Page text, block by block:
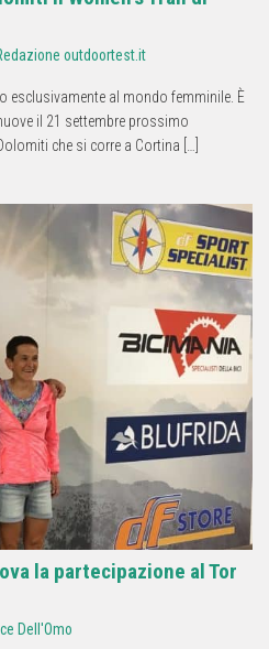
outdoortest.it
esclusivamente al mondo femminile. È
il 21 settembre prossimo
che si corre a Cortina […]
la partecipazione al Tor
Dell'Omo